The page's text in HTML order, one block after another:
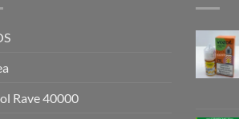
Rave 40000